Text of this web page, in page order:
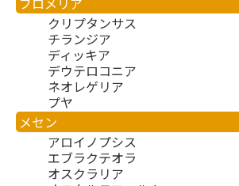
クリプタンサス
チランジア
ディッキア
デウテロコニア
ネオレゲリア
プヤ
メセン
アロイノプシス
エブラクテオラ
オスクラリア